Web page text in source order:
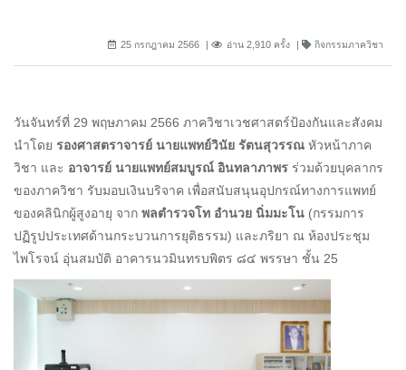
25 กรกฎาคม 2566 อ่าน 2,910 ครั้ง กิจกรรมภาควิชา
วันจันทร์ที่ 29 พฤษภาคม 2566 ภาควิชาเวชศาสตร์ป้องกันและสังคม
นำโดย รองศาสตราจารย์ นายแพทย์วินัย รัตนสุวรรณ หัวหน้าภาค
วิชา และ อาจารย์ นายแพทย์สมบูรณ์ อินทลาภาพร ร่วมด้วยบุคลากร
ของภาควิชา รับมอบเงินบริจาค เพื่อสนับสนุนอุปกรณ์ทางการแพทย์
ของคลินิกผู้สูงอายุ จาก พลตำรวจโท อำนวย นิ่มมะโน (กรรมการ
ปฏิรูปประเทศด้านกระบวนการยุติธรรม) และภริยา ณ ห้องประชุม
ไพโรจน์ อุ่นสมบัติ อาคารนวมินทรบพิตร ๘๔ พรรษา ชั้น 25